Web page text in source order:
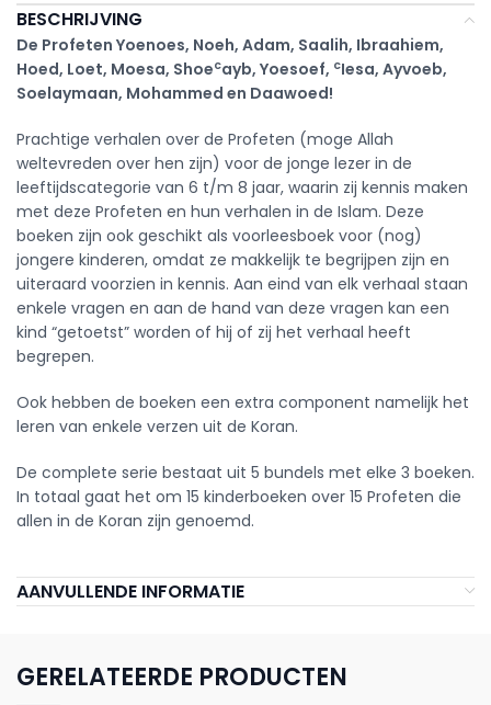
BESCHRIJVING
De Profeten Yoenoes, Noeh, Adam, Saalih, Ibraahiem,
Hoed, Loet, Moesa, Shoecayb, Yoesoef, cIesa, Ayvoeb,
Soelaymaan, Mohammed en Daawoed!
Prachtige verhalen over de Profeten (moge Allah
weltevreden over hen zijn) voor de jonge lezer in de
leeftijdscategorie van 6 t/m 8 jaar, waarin zij kennis maken
met deze Profeten en hun verhalen in de Islam. Deze
boeken zijn ook geschikt als voorleesboek voor (nog)
jongere kinderen, omdat ze makkelijk te begrijpen zijn en
uiteraard voorzien in kennis. Aan eind van elk verhaal staan
enkele vragen en aan de hand van deze vragen kan een
kind “getoetst” worden of hij of zij het verhaal heeft
begrepen.
Ook hebben de boeken een extra component namelijk het
leren van enkele verzen uit de Koran.
De complete serie bestaat uit 5 bundels met elke 3 boeken.
In totaal gaat het om 15 kinderboeken over 15 Profeten die
allen in de Koran zijn genoemd.
AANVULLENDE INFORMATIE
GERELATEERDE PRODUCTEN